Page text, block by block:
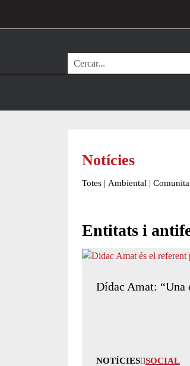
Cerca
Notícies
Totes | Ambiental |
Entitats i
Dídac Amat: “Una
NOTÍCIES SOCIAL